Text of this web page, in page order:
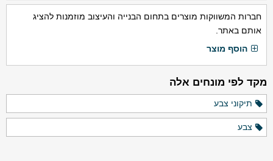
חברות המשווקות מוצרים בתחום הבנייה והעיצוב מוזמנות להציג
אותם באתר.
הוסף מוצר
מקד לפי מונחים אלה
תיקוני צבע
צבע